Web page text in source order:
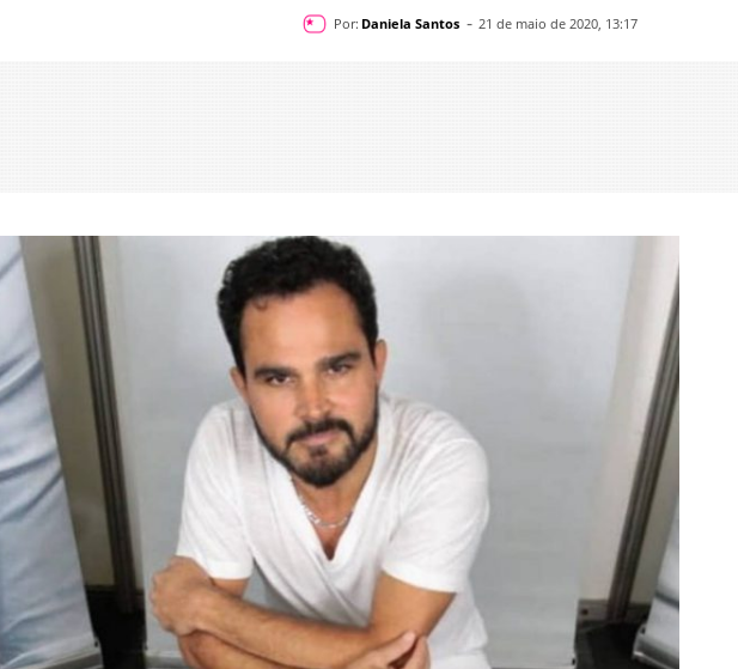
Por: Daniela Santos - 21 de maio de 2020, 13:17